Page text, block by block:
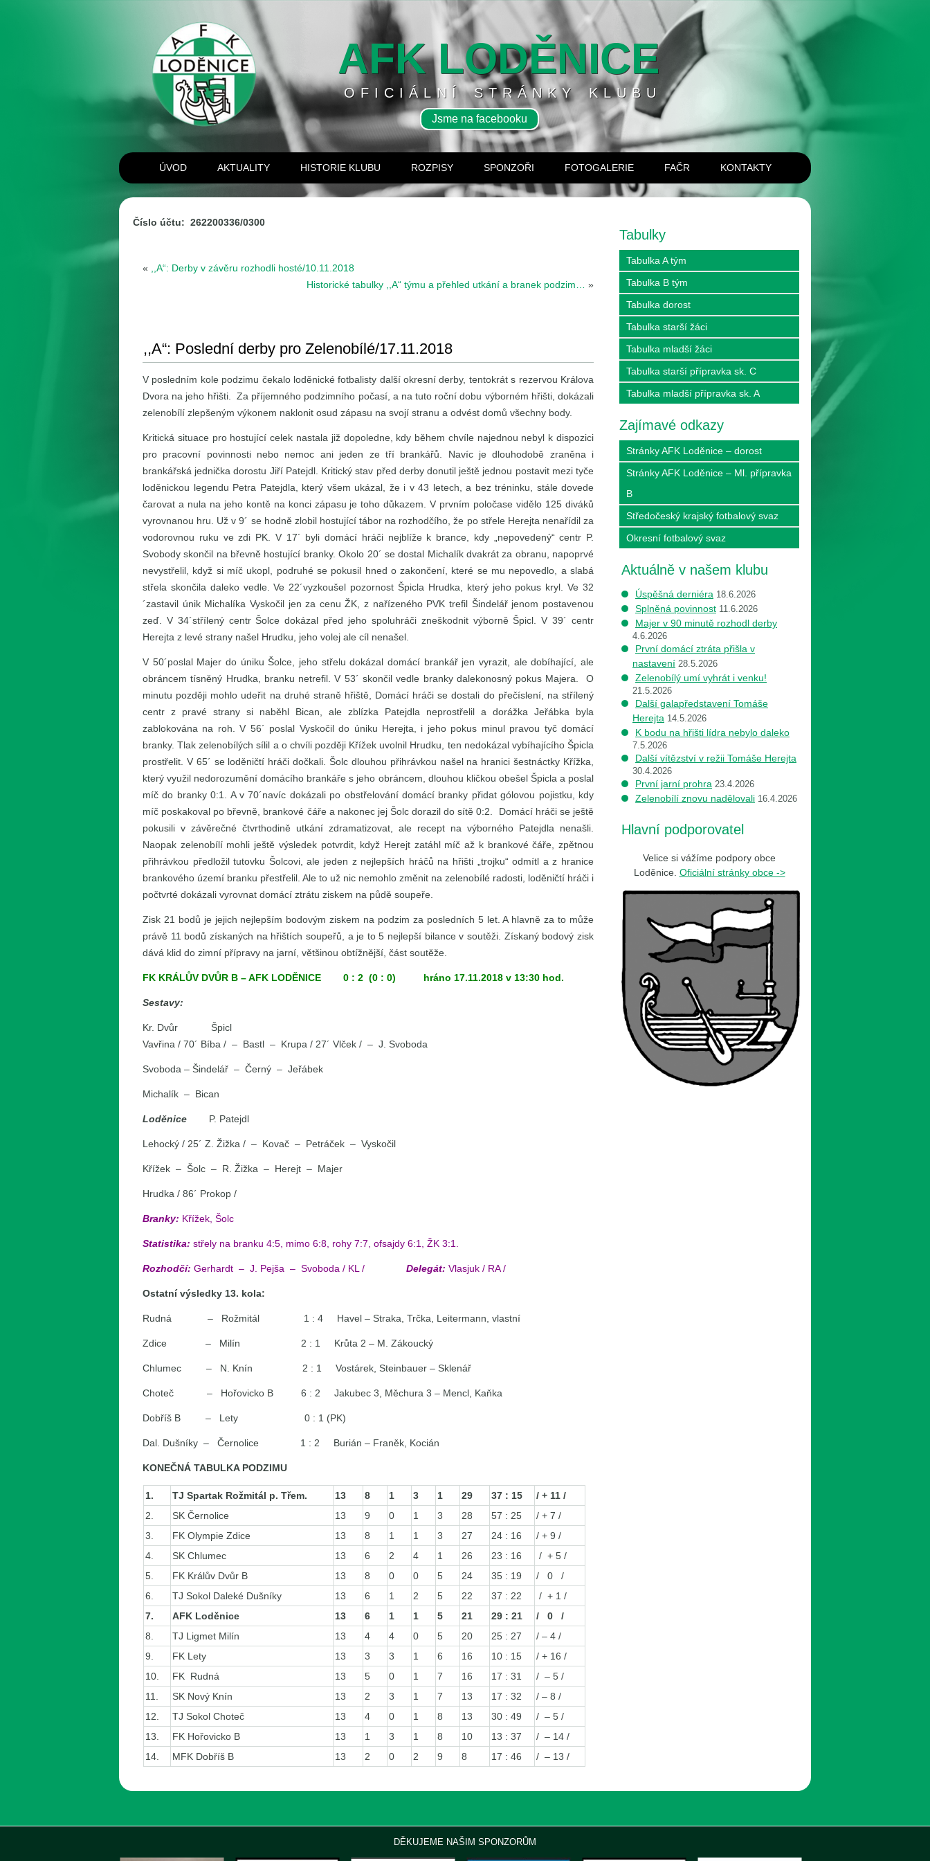
Jsme na facebooku
AFK LODĚNICE
OFICIÁLNÍ STRÁNKY KLUBU
ÚVOD AKTUALITY HISTORIE KLUBU ROZPISY SPONZOŘI FOTOGALERIE FAČR KONTAKTY
Číslo účtu: 262200336/0300
«
,,A“: Derby v závěru rozhodli hosté/10.11.2018
Historické tabulky ,,A“ týmu a přehled utkání a branek podzim…
»
,,A“: Poslední derby pro Zelenobílé/17.11.2018
V posledním kole podzimu čekalo loděnické fotbalisty další okresní derby, tentokrát s rezervou Králova
Dvora na jeho hřišti. Za příjemného podzimního počasí, a na tuto roční dobu výborném hřišti, dokázali
zelenobílí zlepšeným výkonem naklonit osud zápasu na svojí stranu a odvést domů všechny body.
Kritická situace pro hostující celek nastala již dopoledne, kdy během chvíle najednou nebyl k dispozici
pro pracovní povinnosti nebo nemoc ani jeden ze tří brankářů. Navíc je dlouhodobě zraněna i
brankářská jednička dorostu Jiří Patejdl. Kritický stav před derby donutil ještě jednou postavit mezi tyče
loděnickou legendu Petra Patejdla, který všem ukázal, že i v 43 letech, a bez tréninku, stále dovede
čarovat a nula na jeho kontě na konci zápasu je toho důkazem. V prvním poločase vidělo 125 diváků
vyrovnanou hru. Už v 9´ se hodně zlobil hostující tábor na rozhodčího, že po střele Herejta nenařídil za
vodorovnou ruku ve zdi PK. V 17´ byli domácí hráči nejblíže k brance, kdy „nepovedený“ centr P.
Svobody skončil na břevně hostující branky. Okolo 20´ se dostal Michalík dvakrát za obranu, napoprvé
nevystřelil, když si míč ukopl, podruhé se pokusil hned o zakončení, které se mu nepovedlo, a slabá
střela skončila daleko vedle. Ve 22´vyzkoušel pozornost Špicla Hrudka, který jeho pokus kryl. Ve 32
´zastavil únik Michalíka Vyskočil jen za cenu ŽK, z nařízeného PVK trefil Šindelář jenom postavenou
zeď. V 34´střílený centr Šolce dokázal před jeho spoluhráči zneškodnit výborně Špicl. V 39´ centr
Herejta z levé strany našel Hrudku, jeho volej ale cíl nenašel.
V 50´poslal Majer do úniku Šolce, jeho střelu dokázal domácí brankář jen vyrazit, ale dobíhající, ale
obráncem tísněný Hrudka, branku netrefil. V 53´ skončil vedle branky dalekonosný pokus Majera. O
minutu později mohlo udeřit na druhé straně hřiště, Domácí hráči se dostali do přečíslení, na střílený
centr z pravé strany si naběhl Bican, ale zblízka Patejdla neprostřelil a dorážka Jeřábka byla
zablokována na roh. V 56´ poslal Vyskočil do úniku Herejta, i jeho pokus minul pravou tyč domácí
branky. Tlak zelenobílých sílil a o chvíli později Křížek uvolnil Hrudku, ten nedokázal vybíhajícího Špicla
prostřelit. V 65´ se loděničtí hráči dočkali. Šolc dlouhou přihrávkou našel na hranici šestnáctky Křížka,
který využil nedorozumění domácího brankáře s jeho obráncem, dlouhou kličkou obešel Špicla a poslal
míč do branky 0:1. A v 70´navíc dokázali po obstřelování domácí branky přidat gólovou pojistku, kdy
míč poskakoval po břevně, brankové čáře a nakonec jej Šolc dorazil do sítě 0:2. Domácí hráči se ještě
pokusili v závěrečné čtvrthodině utkání zdramatizovat, ale recept na výborného Patejdla nenašli.
Naopak zelenobílí mohli ještě výsledek potvrdit, když Herejt zatáhl míč až k brankové čáře, zpětnou
přihrávkou předložil tutovku Šolcovi, ale jeden z nejlepších hráčů na hřišti „trojku“ odmítl a z hranice
brankového území branku přestřelil. Ale to už nic nemohlo změnit na zelenobílé radosti, loděničtí hráči i
počtvrté dokázali vyrovnat domácí ztrátu ziskem na půdě soupeře.
Zisk 21 bodů je jejich nejlepším bodovým ziskem na podzim za posledních 5 let. A hlavně za to může
právě 11 bodů získaných na hřištích soupeřů, a je to 5 nejlepší bilance v soutěži. Získaný bodový zisk
dává klid do zimní přípravy na jarní, většinou obtížnější, část soutěže.
FK KRÁLŮV DVŮR B – AFK LODĚNICE 0 : 2 (0 : 0) hráno 17.11.2018 v 13:30 hod.
Sestavy:
Kr. Dvůr Špicl
Vavřina / 70´ Bíba / – Bastl – Krupa / 27´ Vlček / – J. Svoboda
Svoboda – Šindelář – Černý – Jeřábek
Michalík – Bican
Loděnice P. Patejdl
Lehocký / 25´ Z. Žižka / – Kovač – Petráček – Vyskočil
Křížek – Šolc – R. Žižka – Herejt – Majer
Hrudka / 86´ Prokop /
Branky: Křížek, Šolc
Statistika: střely na branku 4:5, mimo 6:8, rohy 7:7, ofsajdy 6:1, ŽK 3:1.
Rozhodčí: Gerhardt – J. Pejša – Svoboda / KL / Delegát: Vlasjuk / RA /
Ostatní výsledky 13. kola:
Rudná – Rožmitál 1 : 4 Havel – Straka, Trčka, Leitermann, vlastní
Zdice – Milín 2 : 1 Krůta 2 – M. Zákoucký
Chlumec – N. Knín 2 : 1 Vostárek, Steinbauer – Sklenář
Choteč – Hořovicko B 6 : 2 Jakubec 3, Měchura 3 – Mencl, Kaňka
Dobříš B – Lety 0 : 1 (PK)
Dal. Dušníky – Černolice 1 : 2 Burián – Franěk, Kocián
KONEČNÁ TABULKA PODZIMU
1. TJ Spartak Rožmitál p. Třem. 13 8 1 3 1 29 37 : 15
/ + 11 /
2.
SK Černolice 13 9 0 1 3 28 57 : 25
/ + 7 /
3.
FK Olympie Zdice 13 8 1 1 3 27 24 : 16
/ + 9 /
4.
SK Chlumec 13 6 2 4 1 26 23 : 16
/ + 5 /
5.
FK Králův Dvůr B 13 8 0 0 5 24 35 : 19
/ 0 /
6.
TJ Sokol Daleké Dušníky 13 6 1 2 5 22 37 : 22
/ + 1 /
7.
AFK Loděnice 13 6 1 1 5 21 29 : 21
/ 0 /
8.
TJ Ligmet Milín 13 4 4 0 5 20 25 : 27
/ – 4 /
9.
FK Lety 13 3 3 1 6 16 10 : 15
/ + 16 /
10.
FK Rudná 13 5 0 1 7 16 17 : 31
/ – 5 /
11.
SK Nový Knín 13 2 3 1 7 13 17 : 32
/ – 8 /
12.
TJ Sokol Choteč 13 4 0 1 8 13 30 : 49
/ – 5 /
13.
FK Hořovicko B 13 1 3 1 8 10 13 : 37
/ – 14 /
14.
MFK Dobříš B 13 2 0 2 9 8 17 : 46 / – 13 /
Tabulky
Tabulka A tým
Tabulka B tým
Tabulka dorost
Tabulka starší žáci
Tabulka mladší žáci
Tabulka starší přípravka sk. C
Tabulka mladší přípravka sk. A
Zajímavé odkazy
Stránky AFK Loděnice – dorost
Stránky AFK Loděnice – Ml. přípravka
B
Středočeský krajský fotbalový svaz
Okresní fotbalový svaz
Aktuálně v našem klubu
Úspěšná derniéra 18.6.2026
Splněná povinnost 11.6.2026
Majer v 90 minutě rozhodl derby
4.6.2026
První domácí ztráta přišla v
nastavení 28.5.2026
Zelenobílý umí vyhrát i venku!
21.5.2026
Další galapředstavení Tomáše
Herejta 14.5.2026
K bodu na hřišti lídra nebylo daleko
7.5.2026
Další vítězství v režii Tomáše Herejta
30.4.2026
První jarní prohra 23.4.2026
Zelenobílí znovu nadělovali 16.4.2026
Hlavní podporovatel
Velice si vážíme podpory obce
Loděnice. Oficiální stránky obce ->
DĚKUJEME NAŠIM SPONZORŮM